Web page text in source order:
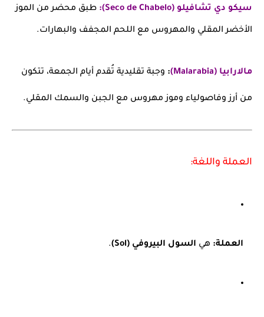
سيكو دي تشافيلو (Seco de Chabelo): طبق محضر من الموز
الأخضر المقلي والمهروس مع اللحم المجفف والبهارات.
مالارابيا (Malarabia) : وجبة تقليدية تُقدم أيام الجمعة، تتكون
من أرز وفاصولياء وموز مهروس مع الجبن والسمك المقلي.
العملة واللغة:
العملة: هي السول البيروفي (Sol) .